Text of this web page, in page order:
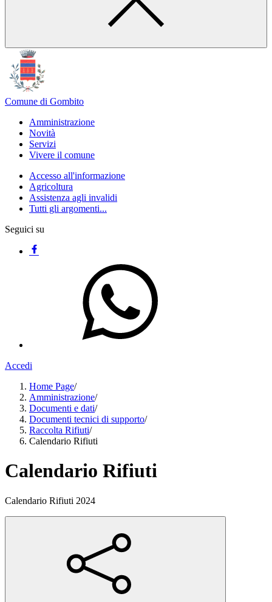
Comune di Gombito
Amministrazione
Novità
Servizi
Vivere il comune
Accesso all'informazione
Agricoltura
Assistenza agli invalidi
Tutti gli argomenti...
Seguici su
Accedi
Home Page/
Amministrazione/
Documenti e dati/
Documenti tecnici di supporto/
Raccolta Rifiuti/
Calendario Rifiuti
Calendario Rifiuti
Calendario Rifiuti 2024